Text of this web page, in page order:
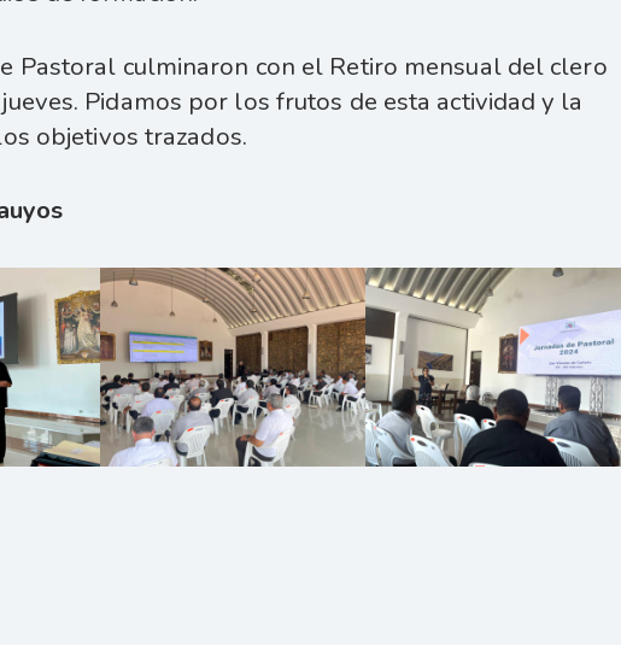
Pastoral culminaron con el Retiro mensual del clero
Pidamos por los frutos de esta actividad y la
objetivos trazados.